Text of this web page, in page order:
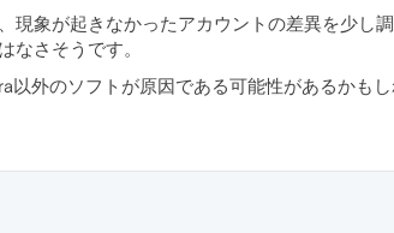
現象が起きなかったアカウントの差異を少し
なさそうです。
以外のソフトが原因である可能性があるかもし